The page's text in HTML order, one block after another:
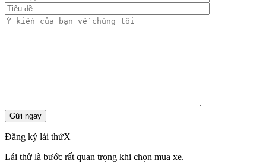
Đăng ký lái thửX
Lái thử là bước rất quan trọng khi chọn mua xe.